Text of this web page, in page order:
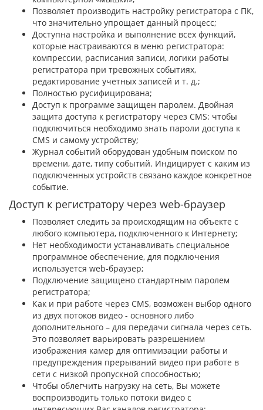
Позволяет производить настройку регистратора с ПК,
что значительно упрощает данный процесс;
Доступна настройка и выполнение всех функций,
которые настраиваются в меню регистратора:
компрессии, расписания записи, логики работы
регистратора при тревожных событиях,
редактирование учетных записей и т. д.;
Полностью русифицирована;
Доступ к программе защищен паролем. Двойная
защита доступа к регистратору через CMS: чтобы
подключиться необходимо знать пароли доступа к
CMS и самому устройству;
Журнал событий оборудован удобным поиском по
времени, дате, типу событий. Индицирует с каким из
подключенных устройств связано каждое конкретное
событие.
Доступ к регистратору через web-браузер
Позволяет следить за происходящим на объекте с
любого компьютера, подключенного к Интернету;
Нет необходимости устанавливать специальное
программное обеспечение, для подключения
используется web-браузер;
Подключение защищено стандартным паролем
регистратора;
Как и при работе через CMS, возможен выбор одного
из двух потоков видео - основного либо
дополнительного – для передачи сигнала через сеть.
Это позволяет варьировать разрешением
изображения камер для оптимизации работы и
предупреждения прерываний видео при работе в
сети с низкой пропускной способностью;
Чтобы облегчить нагрузку на сеть, Вы можете
воспроизводить только потоки видео с